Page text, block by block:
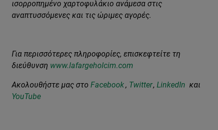
ισορροπημένο χαρτοφυλάκιο ανάμεσα στις
αναπτυσσόμενες και τις ώριμες αγορές.
Για περισσότερες πληροφορίες, επισκεφτείτε τη
διεύθυνση www.lafargeholcim.com
Ακολουθήστε μας στο Facebook, Twitter,LinkedIn και
YouTube